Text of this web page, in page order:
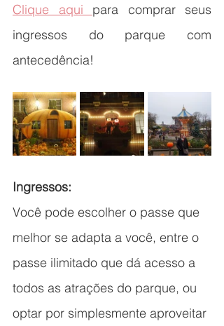
Clique aqui para comprar seus
ingressos do parque com
antecedência!
Ingressos:
Você pode escolher o passe que
melhor se adapta a você, entre o
passe ilimitado que dá acesso a
todos as atrações do parque, ou
optar por simplesmente aproveitar